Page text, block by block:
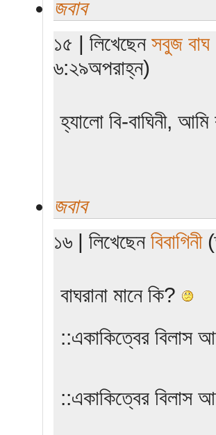
জবাব
১৫ | লিখেছেন সবুজ বাঘ
৬:২৯অপরাহ্ন)
হ্যালো বি-বাঘিনী, আমি
জবাব
১৬ | লিখেছেন বিবাগিনী
‌‌বাঘরানা মানে কি?
::একাকিত্বের বিলাস
‌‌::একাকিত্বের বিলাস